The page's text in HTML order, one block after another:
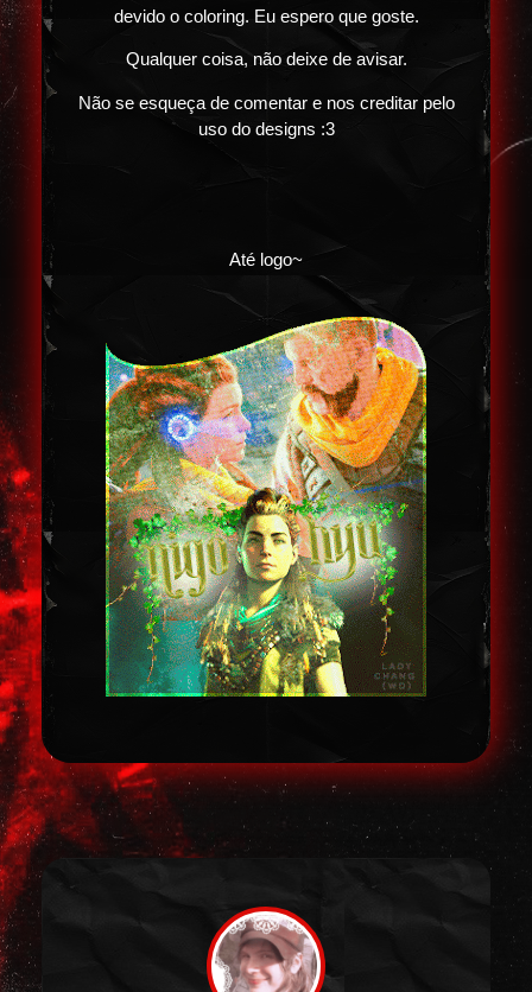
devido o coloring. Eu espero que goste.
Qualquer coisa, não deixe de avisar.
Não se esqueça de comentar e nos creditar pelo
uso do designs :3
Até logo~